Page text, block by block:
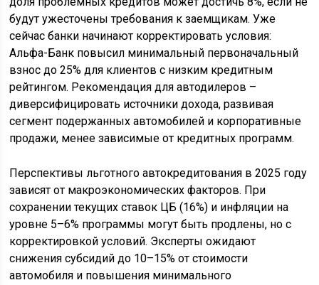
будут ужесточены требования к заемщикам. Уже
сейчас банки начинают корректировать условия:
Альфа-Банк повысил минимальный первоначальный
взнос до 25% для клиентов с низким кредитным
рейтингом. Рекомендация для автодилеров –
диверсифицировать источники дохода, развивая
сегмент подержанных автомобилей и корпоративные
продажи, менее зависимые от кредитных программ.
Перспективы льготного автокредитования в 2025 году
зависят от макроэкономических факторов. При
сохранении текущих ставок ЦБ (16%) и инфляции на
уровне 5–6% программы могут быть продлены, но с
корректировкой условий. Эксперты ожидают
снижения субсидий до 10–15% от стоимости
автомобиля и повышения минимального